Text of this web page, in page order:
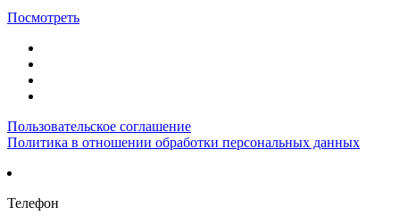
Посмотреть
Пользовательское соглашение
Политика в отношении обработки персональных данных
Телефон